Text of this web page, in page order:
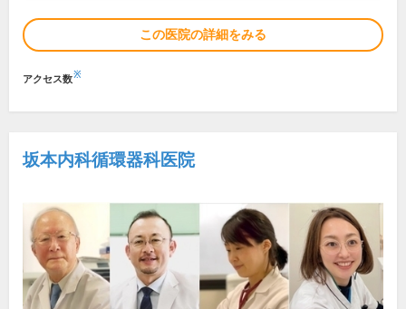
この医院の詳細をみる
アクセス数※
坂本内科循環器科医院